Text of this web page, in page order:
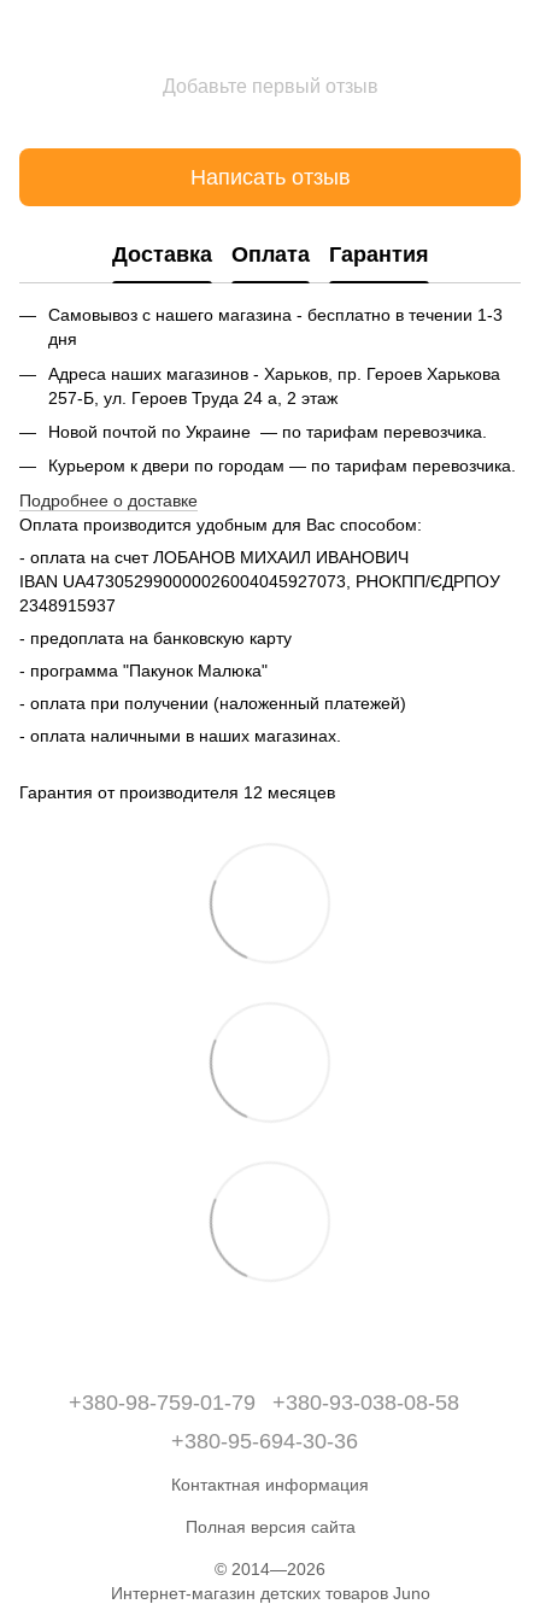
Добавьте первый отзыв
Написать отзыв
Доставка Оплата Гарантия
Самовывоз с нашего магазина - бесплатно в течении 1-3
дня
Адреса наших магазинов - Харьков, пр. Героев Харькова
257-Б, ул. Героев Труда 24 а, 2 этаж
Новой почтой по Украине — по тарифам перевозчика.
Курьером к двери по городам — по тарифам перевозчика.
Подробнее о доставке
Оплата производится удобным для Вас способом:
- оплата на счет ЛОБАНОВ МИХАИЛ ИВАНОВИЧ
IBAN UA473052990000026004045927073, РНОКПП/ЄДРПОУ
2348915937
- предоплата на банковскую карту
- программа "Пакунок Малюка"
- оплата при получении (наложенный платежей)
- оплата наличными в наших магазинах.
Гарантия от производителя 12 месяцев
+380-98-759-01-79
+380-93-038-08-58
+380-95-694-30-36
Контактная информация
Полная версия сайта
© 2014—2026
Интернет-магазин детских товаров Juno